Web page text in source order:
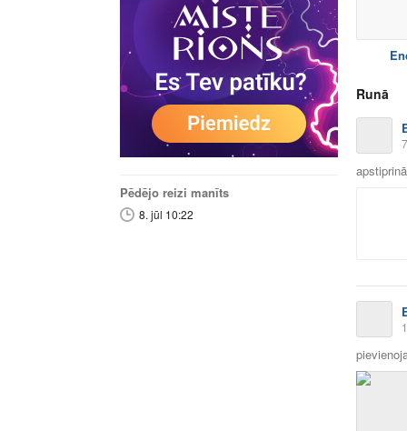
Pēdējo reizi manīts
8. jūl 10:22
Runā